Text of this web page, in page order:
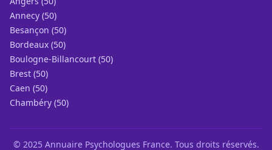
Annecy (50)
Besançon (50)
Bordeaux (50)
Boulogne-Billancourt (50)
Brest (50)
Caen (50)
Chambéry (50)
© 2025 Annuaire Psychologues France. Tous droits réservés.